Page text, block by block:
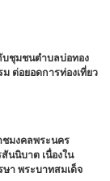
ชุมชนตำบลบ่อทอง
ต่อยอดการท่องเที่ยว
มงคลพระนคร
นนิบาต เนื่องใน
า พระบาทสมเด็จ